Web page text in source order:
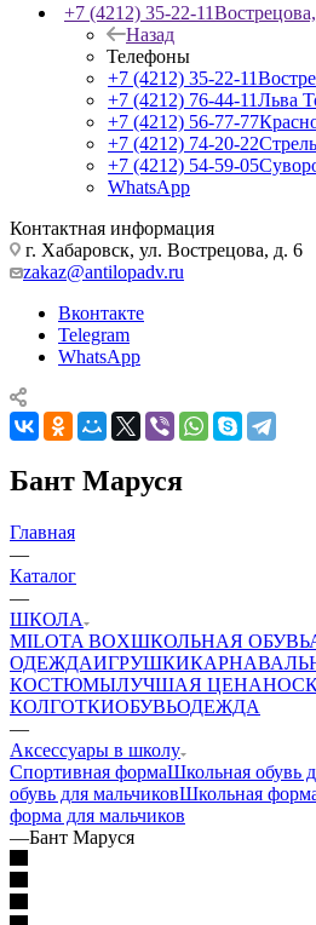
+7 (4212) 35-22-11
Назад
Телефоны
+7 (4212) 35-22-11
+7 (4212) 76-44-11Льва
+7 (4212) 56-77-77
+7 (4212) 74-20-22
+7 (4212) 54-59-05
WhatsApp
Контактная информация
г. Хабаровск, ул. Вострецова, д. 6
zakaz@antilopadv.ru
Вконтакте
Telegram
WhatsApp
Бант Маруся
Главная
—
Каталог
—
ШКОЛА
MILOTA BOXШКОЛЬНАЯ ОБУВЬ
ОДЕЖДАИГРУШКИ
КОСТЮМЫЛУЧШАЯ ЦЕНА
КОЛГОТКИОБУВЬОДЕЖДА
—
Аксессуары в школу
Спортивная формаШкольная обувь
обувь для мальчиковШкольная
форма для мальчиков
—Бант Маруся